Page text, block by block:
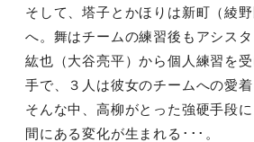
そして、塔子とかほりは新町（綾
へ。舞はチー ムの練習後もアシス
紘也（大谷亮平）から個人 練習を
手で、３人は彼女のチームへの愛
そんな中、高柳がとった強硬手段
間にある変化が生まれる･･･。